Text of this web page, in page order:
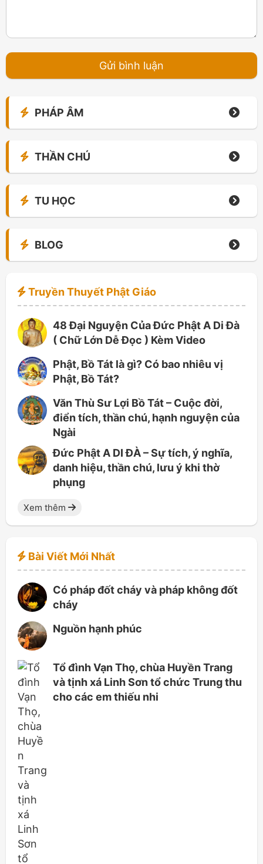
PHÁP ÂM
THẦN CHÚ
TU HỌC
BLOG
Truyền Thuyết Phật Giáo
48 Đại Nguyện Của Đức Phật A Di Đà
( Chữ Lớn Dễ Đọc ) Kèm Video
Phật, Bồ Tát là gì? Có bao nhiêu vị
Phật, Bồ Tát?
Văn Thù Sư Lợi Bồ Tát – Cuộc đời,
điển tích, thần chú, hạnh nguyện của
Ngài
Đức Phật A DI ĐÀ – Sự tích, ý nghĩa,
danh hiệu, thần chú, lưu ý khi thờ
phụng
Xem thêm
Bài Viết Mới Nhất
Có pháp đốt cháy và pháp không đốt
cháy
Nguồn hạnh phúc
Tổ đình Vạn Thọ, chùa Huyền Trang
và tịnh xá Linh Sơn tổ chức Trung thu
cho các em thiếu nhi